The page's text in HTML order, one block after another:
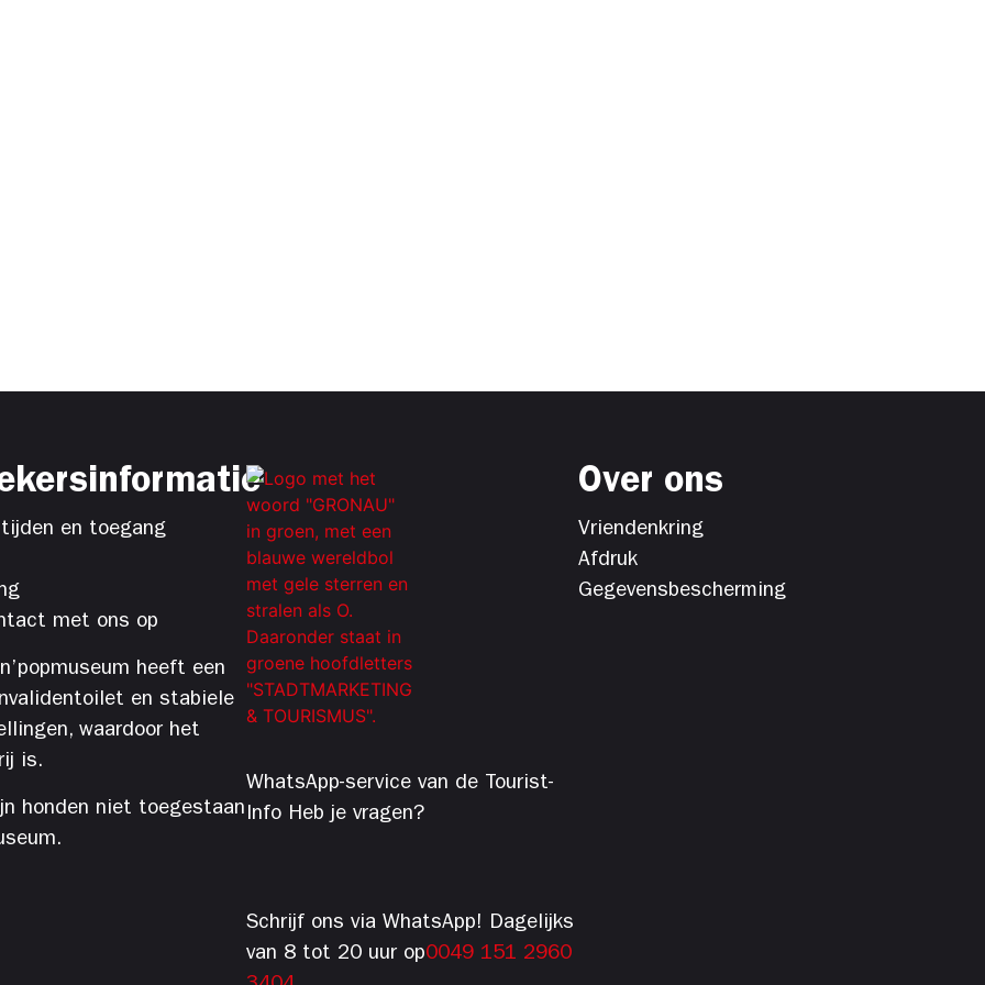
en toegang
met ons op
heeft een
en stabiele
waardoor het
is.
honden niet toegestaan
WhatsApp-service van de Tourist-
Info Heb je vragen?
Schrijf ons via WhatsApp! Dagelijks
van 8 tot 20 uur op0049 151 2960
Over ons
Vriendenkring
Afdruk
Gegevensbescherming